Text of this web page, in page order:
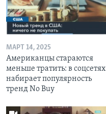
МАРТ 14, 2025
Американцы стараются
меньше тратить: в соцсетях
набирает популярность
тренд No Buy